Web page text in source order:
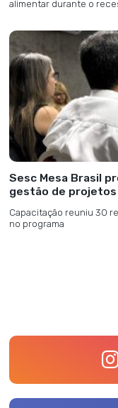
alimentar durante o
Sesc Mesa Brasil
gestão de projetos
Capacitação reuniu 30
no programa